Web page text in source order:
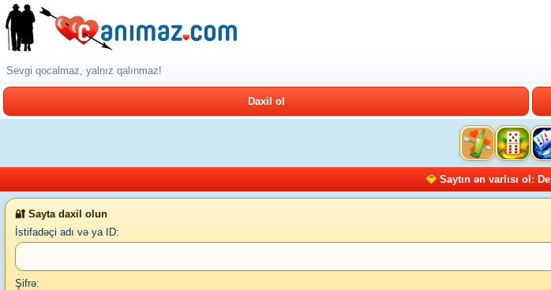
Sevgi qocalmaz, yalnız qalınmaz!
Daxil ol
💎 Saytın ən varlısı ol :
🔐 Sayta daxil olun
İstifadəçi adı və ya ID:
Şifrə: